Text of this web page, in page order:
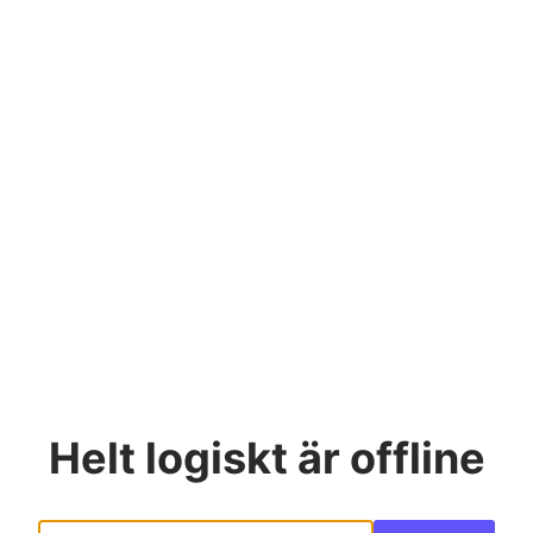
Helt logiskt är offline